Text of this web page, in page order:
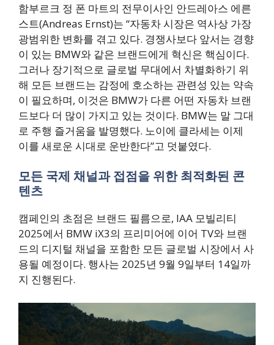
함부르크 정 폰 마트의 전무이사인 안드레아스 에른
스트(Andreas Ernst)는 “자동차 시장은 역사상 가장
광범위한 변화를 겪고 있다. 경쟁사보다 앞서는 경향
이 있는 BMW와 같은 브랜드에게 혁신은 핵심이다.
그러나 장기적으로 글로벌 무대에서 차별화하기 위
해 모든 브랜드는 감정에 호소하는 관련성 있는 약속
이 필요하며, 이것은 BMW가 다른 어떤 자동차 브랜
드보다 더 많이 가지고 있는 것이다. BMW는 말 그대
로 주행 즐거움을 발명했다. 노이에 클라세는 이제
이를 새로운 시대로 운반한다”고 덧붙였다.
모든 국제 채널과 접점을 위한 최적화된 콘
텐츠
캠페인의 초점은 브랜드 필름으로, IAA 모빌리티
2025에서 BMW iX3의 프리미어에 이어 TV와 브랜
드의 디지털 채널을 포함한 모든 글로벌 시장에서 사
용될 예정이다. 행사는 2025년 9월 9일부터 14일까
지 진행된다.